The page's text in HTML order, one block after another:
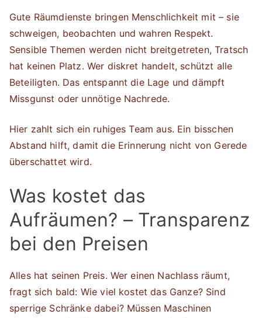
Gute Räumdienste bringen Menschlichkeit mit – sie
schweigen, beobachten und wahren Respekt.
Sensible Themen werden nicht breitgetreten, Tratsch
hat keinen Platz. Wer diskret handelt, schützt alle
Beteiligten. Das entspannt die Lage und dämpft
Missgunst oder unnötige Nachrede.
Hier zahlt sich ein ruhiges Team aus. Ein bisschen
Abstand hilft, damit die Erinnerung nicht von Gerede
überschattet wird.
Was kostet das
Aufräumen? – Transparenz
bei den Preisen
Alles hat seinen Preis. Wer einen Nachlass räumt,
fragt sich bald: Wie viel kostet das Ganze? Sind
sperrige Schränke dabei? Müssen Maschinen